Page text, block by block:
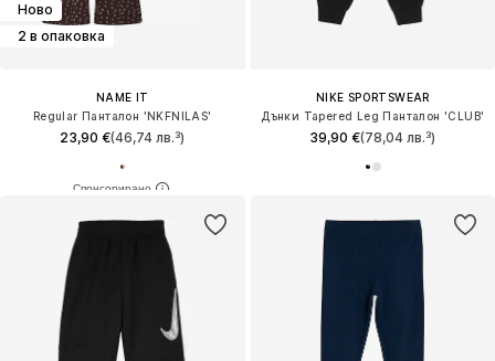
Ново
2 в опаковка
NAME IT
Regular Панталон 'NKFNILAS'
23,90 €(46,74 лв.³)
NIKE SPORTSWEAR
Дънки Tapered Leg Панталон 'CLUB'
39,90 €(78,04 лв.³)